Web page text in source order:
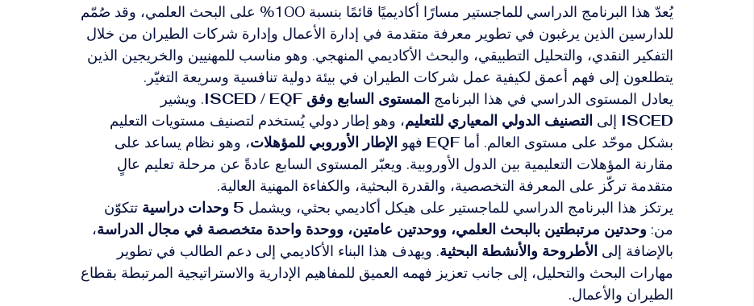
يُعدّ هذا البرنامج الدراسي للماجستير مسارًا أكاديميًا قائمًا بنسبة 100% على البحث العلمي، وقد صُمّم
للدارسين الذين يرغبون في تطوير معرفة متقدمة في إدارة الأعمال وإدارة شركات الطيران من خلال
التفكير النقدي، والتحليل التطبيقي، والبحث الأكاديمي المنهجي. وهو مناسب للمهنيين والخريجين الذين
يتطلعون إلى فهم أعمق لكيفية عمل شركات الطيران في بيئة دولية تنافسية وسريعة التغيّر.
يعادل المستوى الدراسي في هذا البرنامج المستوى السابع وفق ISCED / EQF
. ويشير
ISCED إلى التصنيف الدولي المعياري للتعليم، وهو إطار دولي يُستخدم لتصنيف مستويات التعليم
بشكل موحّد على مستوى العالم. أما EQF فهو الإطار الأوروبي للمؤهلات، وهو نظام يساعد على
مقارنة المؤهلات التعليمية بين الدول الأوروبية. ويعبّر المستوى السابع عادةً عن مرحلة تعليم عالٍ
متقدمة تركّز على المعرفة التخصصية، والقدرة البحثية، والكفاءة المهنية العالية.
يرتكز هذا البرنامج الدراسي للماجستير على هيكل أكاديمي بحثي، ويشمل 5 وحدات دراسية
تتكوّن
من: وحدتين مرتبطتين بالبحث العلمي، ووحدتين عامتين، ووحدة واحدة متخصصة في مجال الدراسة،
بالإضافة إلى الأطروحة والأنشطة البحثية. ويهدف هذا البناء الأكاديمي إلى دعم الطالب في تطوير
مهارات البحث والتحليل، إلى جانب تعزيز فهمه العميق للمفاهيم الإدارية والاستراتيجية المرتبطة بقطاع
الطيران والأعمال.